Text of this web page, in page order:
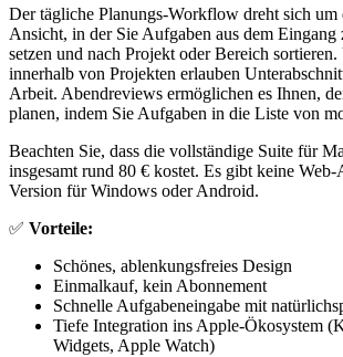
Der tägliche Planungs-Workflow dreht sich
Ansicht, in der Sie Aufgaben aus dem Eingang
setzen und nach Projekt oder Bereich
innerhalb von Projekten erlauben
Arbeit. Abendreviews ermöglichen es Ihnen,
planen, indem Sie Aufgaben in die Liste von
Beachten Sie, dass die vollständige Suite für
insgesamt rund 80 € kostet. Es gibt keine
Version für Windows oder Android.
✅ Vorteile:
Schönes, ablenkungsfreies Design
Einmalkauf, kein Abonnement
Schnelle Aufgabeneingabe mit
Tiefe Integration ins Apple-Ökosystem
Widgets, Apple Watch)